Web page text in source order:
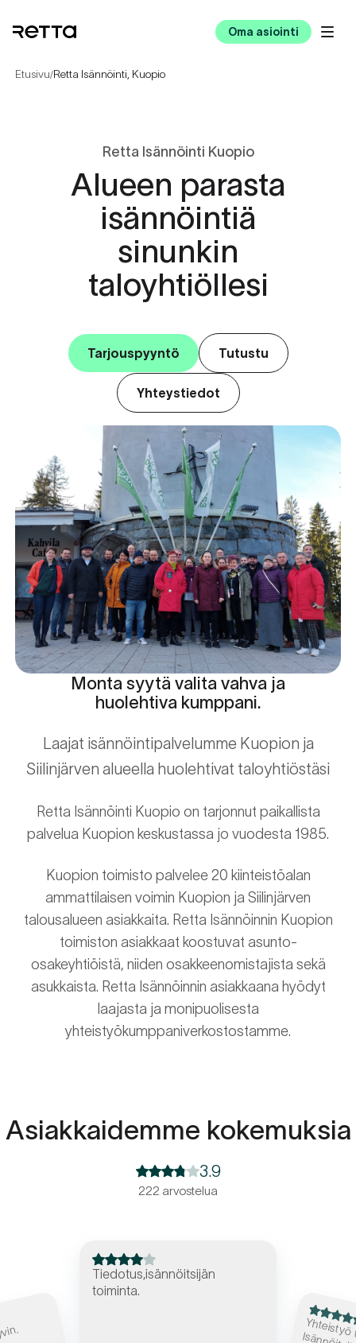
Oma asiointi
Etusivu/Retta Isännöinti, Kuopio
Retta Isännöinti Kuopio
Alueen parasta
isännöintiä
sinunkin
taloyhtiöllesi
Tarjouspyyntö Tutustu
Yhteystiedot
Monta syytä valita vahva ja
huolehtiva kumppani.
Laajat isännöintipalvelumme Kuopion ja
Siilinjärven alueella huolehtivat taloyhtiöstäsi
Retta Isännöinti Kuopio on tarjonnut paikallista
palvelua Kuopion keskustassa jo vuodesta 1985.
Kuopion toimisto palvelee 20 kiinteistöalan
ammattilaisen voimin Kuopion ja Siilinjärven
talousalueen asiakkaita. Retta Isännöinnin Kuopion
toimiston asiakkaat koostuvat asunto-
osakeyhtiöistä, niiden osakkeenomistajista sekä
asukkaista. Retta Isännöinnin asiakkaana hyödyt
laajasta ja monipuolisesta
yhteistyökumppaniverkostostamme.
Asiakkaidemme kokemuksia
3.9
222 arvostelua
Tiedotus,isännöitsijän
toiminta.
ii
hoituu